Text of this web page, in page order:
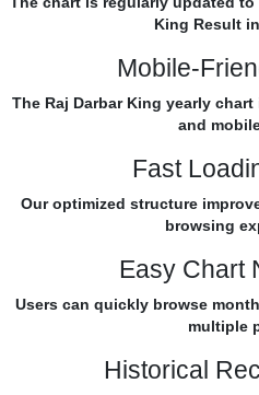
King Result
Mobile-
The Raj Darbar King yearly
and
Fast
Our optimized structure
browsing
Easy Chart
Users can quickly browse
multiple
Historical